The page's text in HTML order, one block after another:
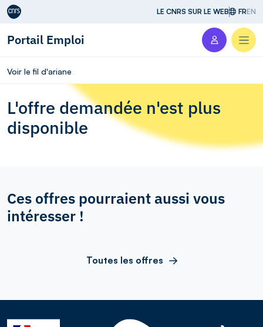
Aller au contenu LE CNRS SUR LE WEB FREN
Portail Emploi
Voir le fil d'ariane
L'offre demandée n'est plus
disponible
Ces offres pourraient aussi vous
intéresser !
Toutes les offres